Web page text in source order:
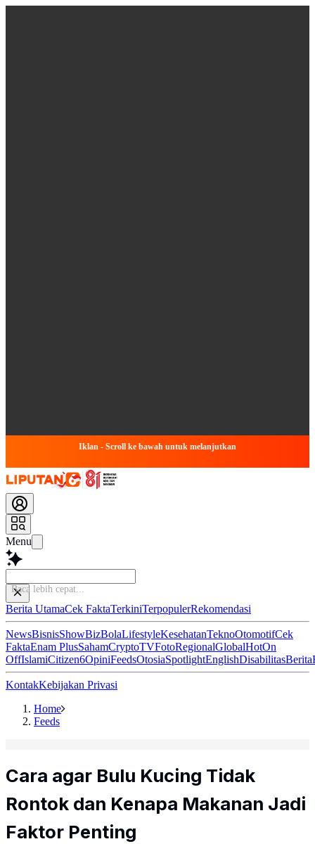
Iklan - Scroll ke bawah untuk melanjutkan
Menu
Si
Berita UtamaCek FaktaTerkiniTerpopulerRekomendasi
NewsBisnisShowBizBolaLifestyleKesehatanTeknoOtomotifCek
FaktaEnam PlusSahamCryptoTVFotoRegionalGlobalHotOn
OffIslamiCitizen6OpiniFeedsOtosiaSpotlightEnglishDisabilitasBerita
KontakKebijakan Privasi
Home
Feeds
Cara agar Bulu Kucing Tidak
Rontok dan Kenapa Makanan Jadi
Faktor Penting